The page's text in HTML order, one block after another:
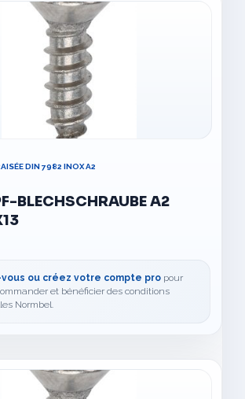
DIN 7982 INOX A2
BLECHSCHRAUBE A2
ou créez votre compte pro pour
et bénéficier des conditions
Normbel.